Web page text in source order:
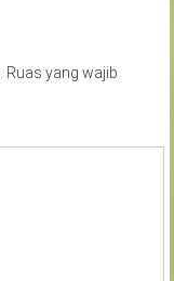
Ruas yang wajib